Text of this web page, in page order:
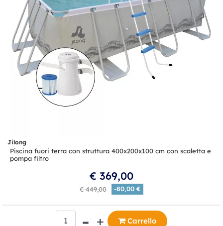
Jilong
Piscina fuori terra con struttura 400x200x100 cm con scaletta e
pompa filtro
€ 449,00 -80,00 €
€ 369,00
Quantità
Carrello